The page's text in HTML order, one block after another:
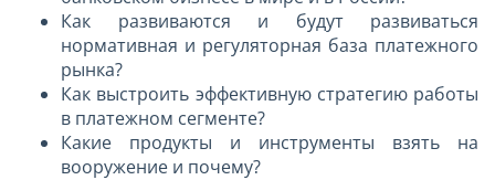
Как развиваются и будут развиваться
нормативная и регуляторная база платежного
рынка?
Как выстроить эффективную стратегию работы
в платежном сегменте?
Какие продукты и инструменты взять на
вооружение и почему?